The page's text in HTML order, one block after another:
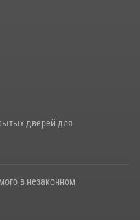
дверей для
в незаконном